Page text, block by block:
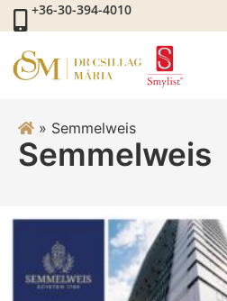
+36-30-394-4010
» Semmelweis
Semmelweis